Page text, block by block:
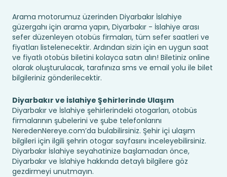
Arama motorumuz üzerinden Diyarbakır İslahiye
güzergahı için arama yapın, Diyarbakır - İslahiye arası
sefer düzenleyen otobüs firmaları, tüm sefer saatleri ve
fiyatları listelenecektir. Ardından sizin için en uygun saat
ve fiyatlı otobüs biletini kolayca satın alın! Biletiniz online
olarak oluşturulacak, tarafınıza sms ve email yolu ile bilet
bilgileriniz gönderilecektir.
Diyarbakır ve İslahiye Şehirlerinde Ulaşım
Diyarbakır ve İslahiye şehirlerindeki otogarları, otobüs
firmalarının şubelerini ve şube telefonlarını
NeredenNereye.com’da bulabilirsiniz. Şehir içi ulaşım
bilgileri için ilgili şehrin otogar sayfasını inceleyebilirsiniz.
Diyarbakır İslahiye seyahatinize başlamadan önce,
Diyarbakır ve İslahiye hakkında detaylı bilgilere göz
gezdirmeyi unutmayın.